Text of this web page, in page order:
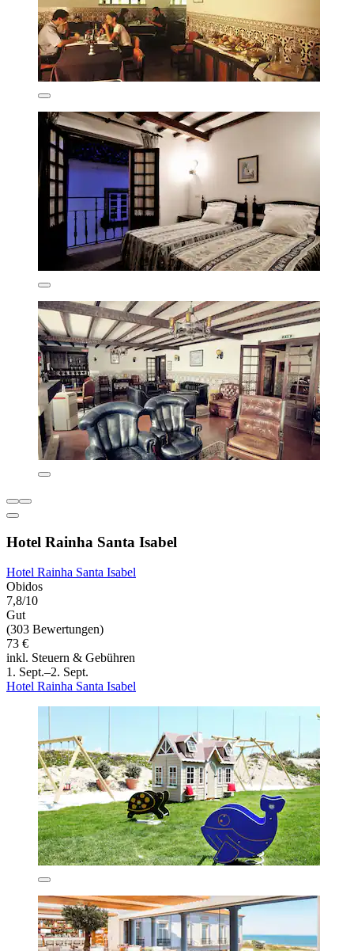
Hotel Rainha Santa Isabel
Hotel Rainha Santa Isabel
Obidos
7,8/10
Gut
(303 Bewertungen)
73 €
inkl. Steuern & Gebühren
1. Sept.–2. Sept.
Hotel Rainha Santa Isabel